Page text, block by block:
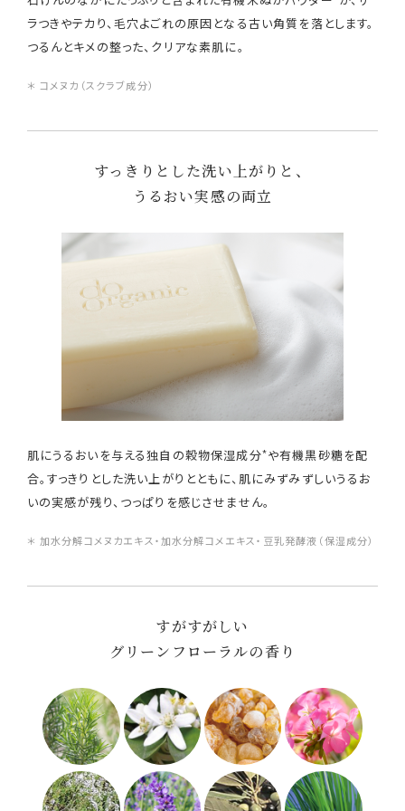
ラつきやテカり、毛穴よごれの原因となる古い角質を落とします。
つるんとキメの整った、クリアな素肌に。
＊ コメヌカ（スクラブ成分）
すっきりとした洗い上がりと、
うるおい実感の両立
肌にうるおいを与える独自の穀物保湿成分*や有機黒砂糖を配
合。すっきりとした洗い上がりとともに、肌にみずみずしいうるお
いの実感が残り、つっぱりを感じさせません。
＊ 加水分解コメヌカエキス・加水分解コメエキス・豆乳発酵液（保湿成分）
すがすがしい
グリーンフローラルの香り